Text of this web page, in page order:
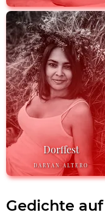
Dorffest
DARYAN ALTERO
Gedichte